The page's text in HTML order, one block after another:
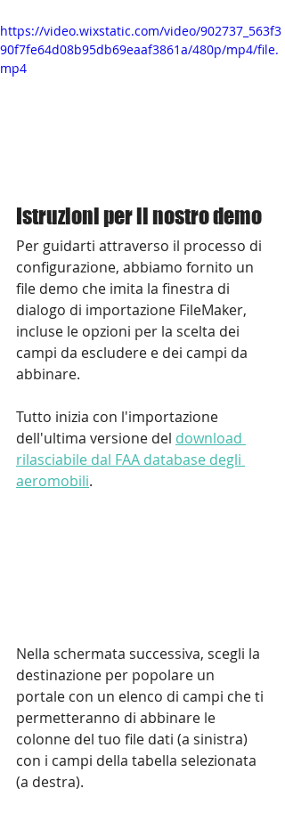
https://video.wixstatic.com/video/902737_563f3
90f7fe64d08b95db69eaaf3861a/480p/mp4/file.
mp4
Istruzioni per il nostro demo
Per guidarti attraverso il processo di
configurazione, abbiamo fornito un
file demo che imita la finestra di
dialogo di importazione FileMaker,
incluse le opzioni per la scelta dei
campi da escludere e dei campi da
abbinare.
Tutto inizia con l'importazione
dell'ultima versione del download
rilasciabile dal FAA database degli
aeromobili.
Nella schermata successiva, scegli la
destinazione per popolare un
portale con un elenco di campi che ti
permetteranno di abbinare le
colonne del tuo file dati (a sinistra)
con i campi della tabella selezionata
(a destra).